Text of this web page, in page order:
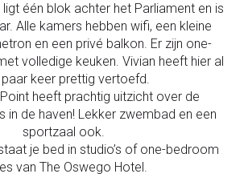
één blok achter het Parliament en is
Alle kamers hebben wifi, een kleine
en een privé balkon. Er zijn one-
volledige keuken. Vivian heeft hier al
paar keer prettig vertoefd.
Point heeft prachtig uitzicht over de
in de haven! Lekker zwembad en een
sportzaal ook.
je bed in studio’s of one-bedroom
van The Oswego Hotel.